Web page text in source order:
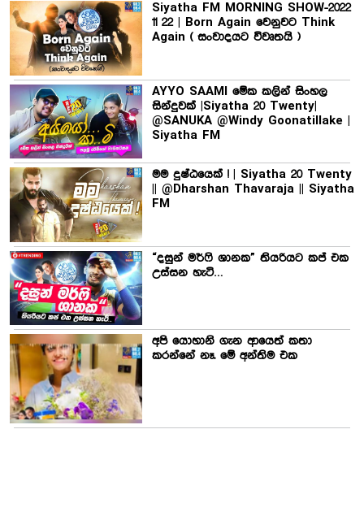
Siyatha FM MORNING SHOW-2022
11 22 | Born Again වෙනුවට Think
Again ( සංවාදයට විවෘතයි )
AYYO SAAMI මේක කලින් සිංහල
සින්දුවක් |Siyatha 20 Twenty|
@SANUKA @Windy Goonatillake |
Siyatha FM
මම දුෂ්ඨයෙක් ! | Siyatha 20 Twenty
|| @Dharshan Thavaraja || Siyatha
FM
“දසුන් මර්ෆි ශානක” තියරියට කප් එක
උස්සන හැටි…
අපි යොහානි ගැන ආයෙත් කතා
කරන්නේ නෑ. මේ අන්තිම එක